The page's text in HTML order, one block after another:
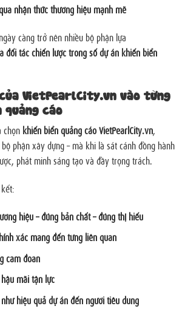
nhận thức thương hiệu mạnh mẽ
càng trở nên nhiều bộ phận lựa
đối tác chiến lược trong số dự án khiến biển
VietPearlCity.vn vào từng
quảng cáo
chọn khiến biển quảng cáo VietPearlCity.vn,
phận xây dựng – mà khi là sát cánh đồng hành
phát minh sáng tạo và đầy trọng trách.
hiệu – đúng bản chất – đúng thị hiếu
xác mang đến từng liên quan
cam đoan
mãi tận lực
hiệu quả dự án đến người tiêu dùng